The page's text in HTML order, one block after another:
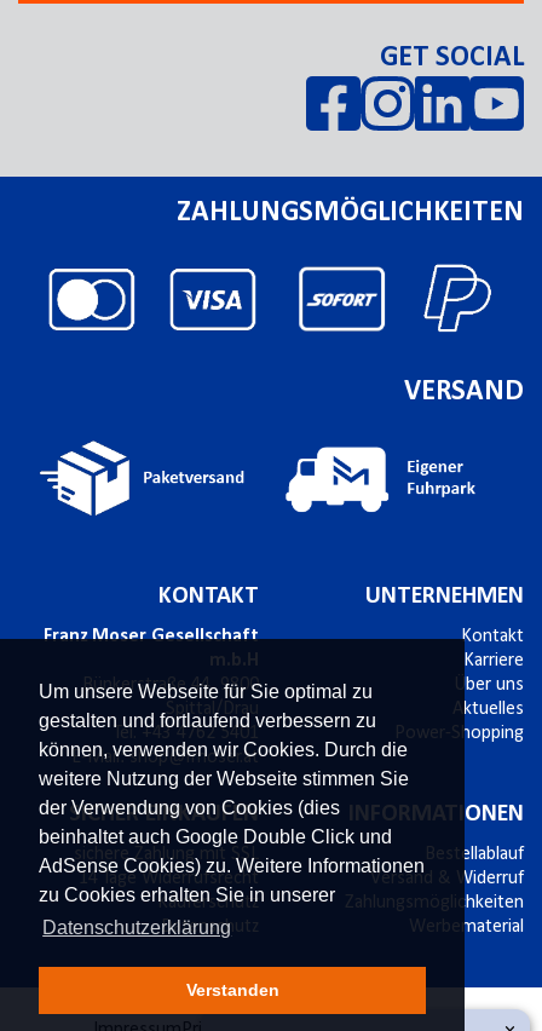
Um unsere Webseite für Sie optimal zu
gestalten und fortlaufend verbessern zu
können, verwenden wir Cookies. Durch die
weitere Nutzung der Webseite stimmen Sie
der Verwendung von Cookies (dies
beinhaltet auch Google Double Click und
AdSense Cookies) zu. Weitere Informationen
zu Cookies erhalten Sie in unserer
Datenschutzerklärung
Verstanden
GET SOCIAL
ZAHLUNGSMÖGLICHKEITEN
VERSAND
KONTAKT
Franz Moser Gesellschaft
m.b.H
Bünkerstraße 44,9800
Spittal/Drau
Tel. +43 4762 5401
E-Mail: shop@fmoser.at
UNTERNEHMEN
Kontakt
Karriere
Über uns
Aktuelles
Power-Shopping
SICHER EINKAUFEN
sichere Zahlung mit SSL
14 Tage Widerrufsrecht
Käuferschutz
Datenschutz
INFORMATIONEN
Bestellablauf
Versand & Widerruf
Zahlungsmöglichkeiten
Werbematerial